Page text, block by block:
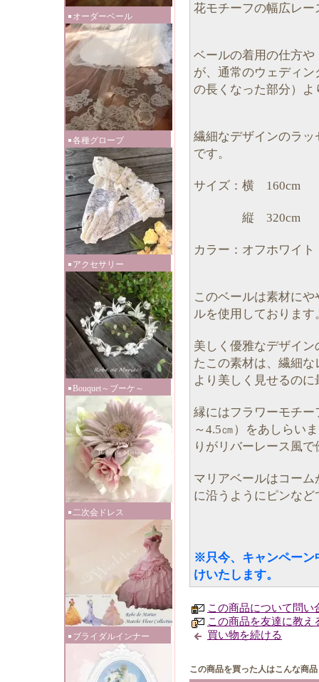
オーダーベール
各種グローブ
アクセサリー
Bouquet～ブーケ～
二次会ドレス
ブライダルインナー
花モチーフの幅広レー
ベールの着用の仕方
が、通常のウェディ
の長くなった部分）
繊細なデザインのラ
です。
サイズ：横 160cm
縦 320cm
カラー：オフホワイト
このベールは素材に
ルを使用しております
美しく優雅なデザイ
たこの素材は、繊細
より美しく見せるの
縁にはフラワーモチ
～4.5㎝）をあしらい
りがリバーレース風で
マリアベールはコー
に沿うようにピンな
※只今、キャンペーン
けいたします。
この商品について問い
この商品を友達に教え
買い物を続ける
この商品を買った人はこんな商